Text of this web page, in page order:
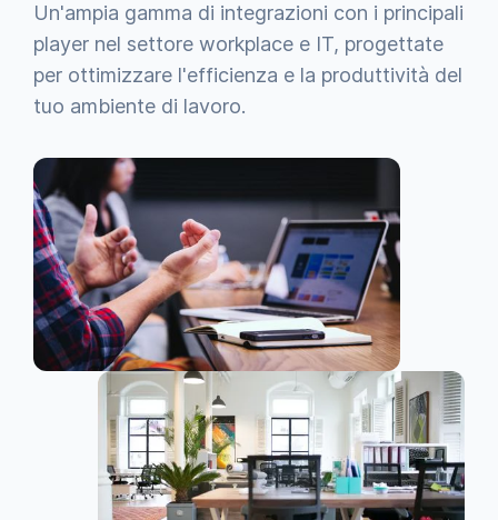
Un'ampia gamma di integrazioni con i principali
player nel settore workplace e IT, progettate
per ottimizzare l'efficienza e la produttività del
tuo ambiente di lavoro.